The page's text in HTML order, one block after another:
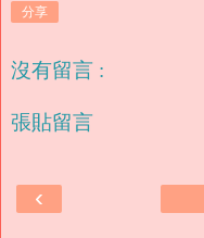
分享
沒有留言 :
張貼留言
‹